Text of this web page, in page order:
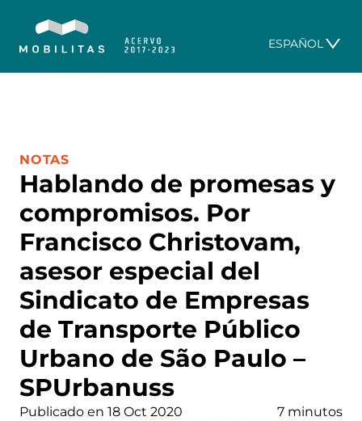
ESPAÑOL
Hablando de promesas y
compromisos. Por
Francisco Christovam,
asesor especial del
Sindicato de Empresas
de Transporte Público
Urbano de São Paulo –
SPUrbanuss
CATEGORÍA:
NOTAS
Publicado en 18 Oct 2020 7 minutos